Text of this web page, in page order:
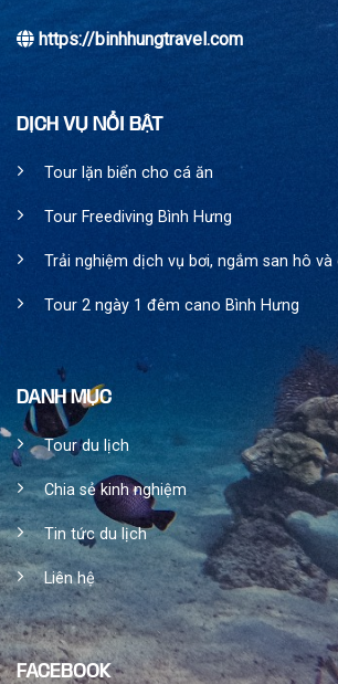
https://binhhungtravel.com
DỊCH VỤ NỔI BẬT
Tour lặn biển cho cá ăn
Tour Freediving Bình Hưng
Trải nghiệm dịch vụ bơi, ngắm san hô và
Tour 2 ngày 1 đêm cano Bình Hưng
DANH MỤC
Tour du lịch
Chia sẻ kinh nghiệm
Tin tức du lịch
Liên hệ
FACEBOOK